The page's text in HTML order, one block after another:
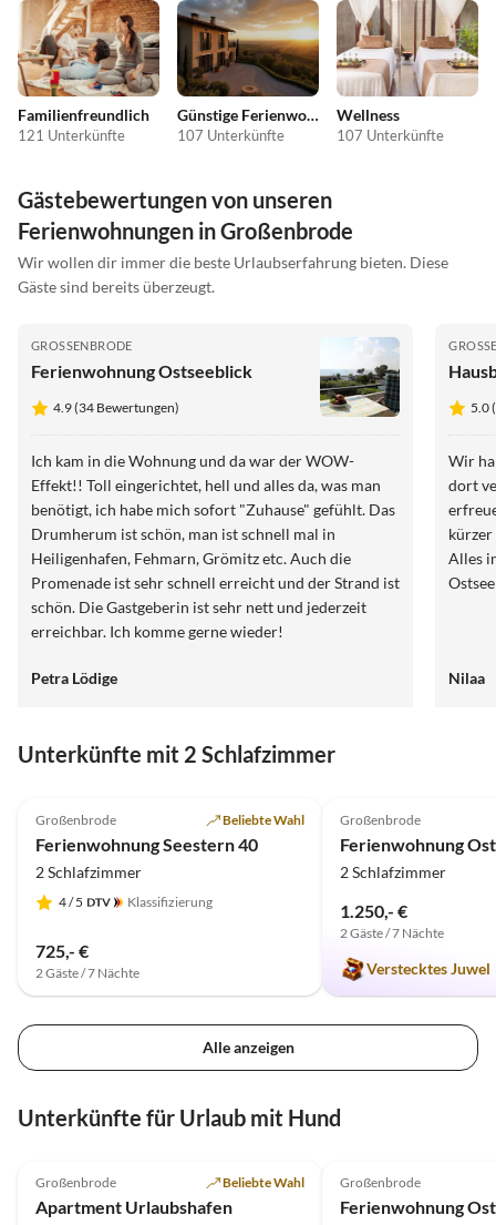
Familienfreundlich
121 Unterkünfte
Günstige Ferienwohnungen
107 Unterkünfte
Wellness
107 Unterkünfte
Gästebewertungen von unseren
Ferienwohnungen in Großenbrode
Wir wollen dir immer die beste Urlaubserfahrung bieten. Diese
Gäste sind bereits überzeugt.
GROSSENBRODE
Ferienwohnung Ostseeblick
4.9 (34 Bewertungen)
Ich kam in die Wohnung und da war der WOW-
Effekt!! Toll eingerichtet, hell und alles da, was man
benötigt, ich habe mich sofort "Zuhause" gefühlt. Das
Drumherum ist schön, man ist schnell mal in
Heiligenhafen, Fehmarn, Grömitz etc. Auch die
Promenade ist sehr schnell erreicht und der Strand ist
schön. Die Gastgeberin ist sehr nett und jederzeit
erreichbar. Ich komme gerne wieder!
Petra Lödige
5.0
Wir
dort
kürzer
Alles
Nilaa
Unterkünfte mit 2 Schlafzimmer
Großenbrode Beliebte Wahl
Ferienwohnung Seestern 40
2 Schlafzimmer
4/ 5 Klassifizierung
725,- €
2 Gäste / 7 Nächte
Großenbrode
Ferienwohnung
2 Schlafzimmer
1.250,- €
2 Gäste / 7 Nächte
Verstecktes Juwel
Alle anzeigen
Unterkünfte für Urlaub mit Hund
Großenbrode Beliebte Wahl
Apartment Urlaubshafen
Großenbrode
Ferienwohnung